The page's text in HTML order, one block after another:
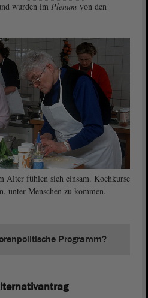
wurden im Plenum von den
Alter fühlen sich einsam. Kochkurse
unter Menschen zu kommen.
Programm?